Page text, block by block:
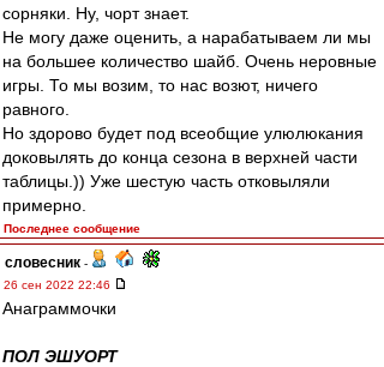
сорняки. Ну, чорт знает.
Не могу даже оценить, а нарабатываем ли мы
на большее количество шайб. Очень неровные
игры. То мы возим, то нас возют, ничего
равного.
Но здорово будет под всеобщие улюлюкания
доковылять до конца сезона в верхней части
таблицы.)) Уже шестую часть отковыляли
примерно.
Последнее сообщение
словесник -
26 сен 2022 22:46
Анаграммочки
ПОЛ ЭШУОРТ